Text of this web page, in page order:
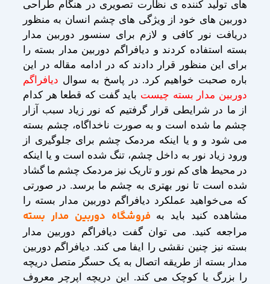
های تولید کننده ی نظارت تصویری در هنگام طراحی
دوربین های خود از ویژگی های چشم انسان به منظور
دریافت نور کافی و لازم برای سنسور دوربین مدار
بسته استفاده کردند و دیافراگم دوربین مدار بسته را
برای این منظور قرار دادند که در ادامه مقاله در این
باره صحبت خواهیم کرد. در پاسخ به سوال دیافراگم
دوربین مدار بسته چیست باید گفت که قطعا هر کدام
از ما در شرایطی قرار گرفتیم که نور زیاد سبب آزار
چشم ما شده است و به صورت ناخداگاه، چشم بسته
می شود و و یا اینکه مردمک چشم برای جلوگیری از
ورود زیاد نور به داخل چشم، تنگ شده است و یا اینکه
در محیط های کم نور و تاریک نیز مردمک چشم ما گشاد
شده است تا نور بهتری به چشم ما برسد. در صورتی
که می‌خواهید عملکرد دیافراگم دوربین مدار بسته را
مشاهده کنید باید بهفروشگاه دوربین مدار بسته
مراجعه کنید. می توان گفت دیافراگم دوربین مدار
بسته نیز چنین نقشی را ایفا می کند. دیافراگم دوربین
مدار بسته از طریقه اتصال به یک حسگر متصل دریچه
را بزرگ یا کوچک می کند. این دریچه اپرچر معروف